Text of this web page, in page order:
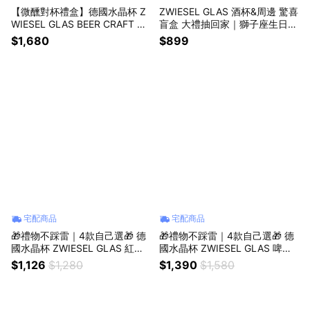
【微醺對杯禮盒】德國水晶杯 Z
WIESEL GLAS BEER CRAFT St
out 黑啤酒杯 480ml 2入禮盒 原
廠禮盒+提袋｜獅子座生日快樂
$1,680
ZWIESEL GLAS 酒杯&周邊 驚喜
盲盒 大禮抽回家｜獅子座生日快
樂｜生日禮物｜送禮｜禮盒｜父
親節｜中元節
$899
宅配商品
🎁禮物不踩雷｜4款自己選🎁 德
國水晶杯 ZWIESEL GLAS 紅白
酒杯 2入禮盒 原廠禮盒+提袋｜
獅子座生日快樂｜生日禮物｜送
$1,126 $1,280
宅配商品
🎁禮物不踩雷｜4款自己選🎁 德
國水晶杯 ZWIESEL GLAS 啤酒
杯 2入禮盒 原廠禮盒+提袋｜獅
子座生日快樂｜生日禮物｜送禮
$1,390 $1,580